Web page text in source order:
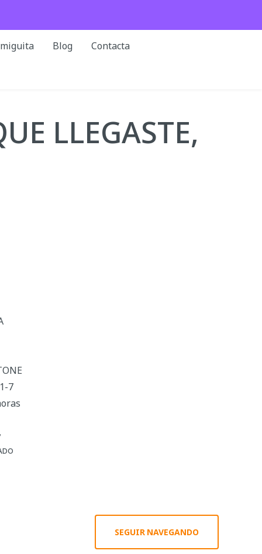
Blog Contacta
LLEGASTE,
7
SEGUIR NAVEGANDO